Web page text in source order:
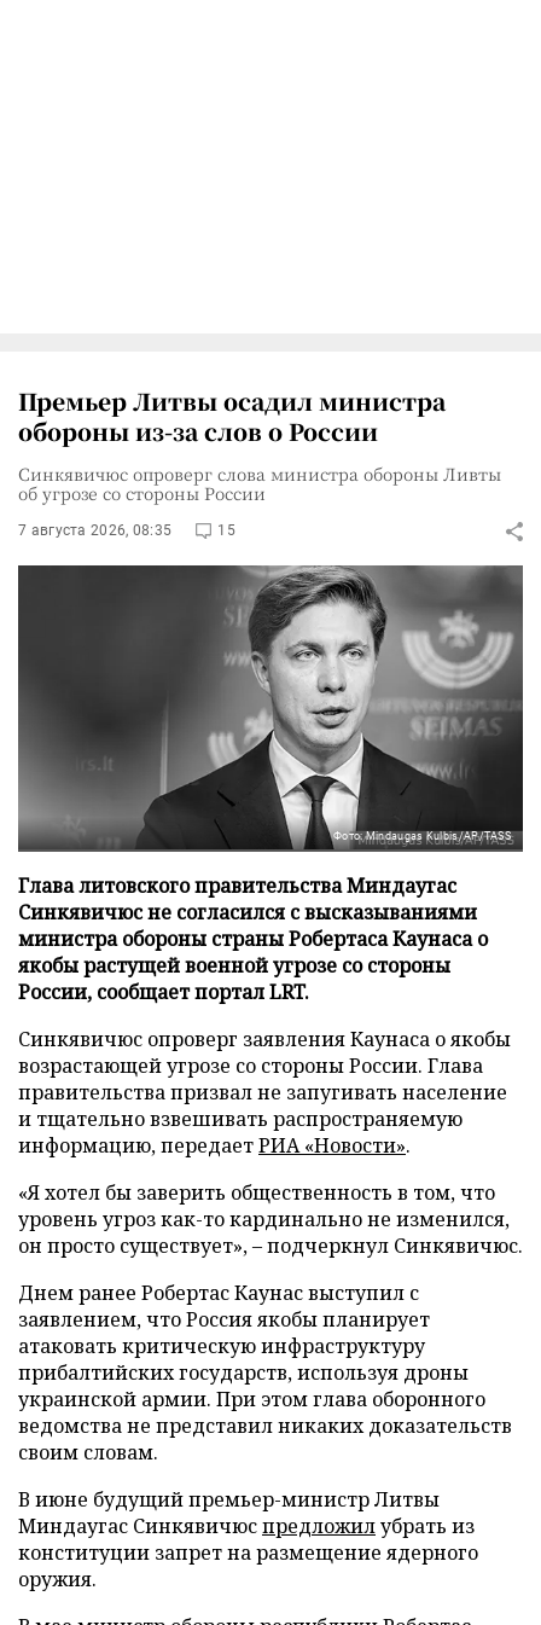
Премьер Литвы осадил министра
обороны из-за слов о России
Синкявичюс опроверг слова министра обороны Ливты
об угрозе со стороны России
7 августа 2026, 08:35 15
Фото: Mindaugas Kulbis/AP/TASS
Глава литовского правительства Миндаугас
Синкявичюс не согласился с высказываниями
министра обороны страны Робертаса Каунаса о
якобы растущей военной угрозе со стороны
России, сообщает портал LRT.
Синкявичюс опроверг заявления Каунаса о якобы
возрастающей угрозе со стороны России. Глава
правительства призвал не запугивать население
и тщательно взвешивать распространяемую
информацию, передаетРИА «Новости».
«Я хотел бы заверить общественность в том, что
уровень угроз как-то кардинально не изменился,
он просто существует», – подчеркнул Синкявичюс.
Днем ранее Робертас Каунас выступил с
заявлением, что Россия якобы планирует
атаковать критическую инфраструктуру
прибалтийских государств, используя дроны
украинской армии. При этом глава оборонного
ведомства не представил никаких доказательств
своим словам.
В июне будущий премьер-министр Литвы
Миндаугас Синкявичюспредложилубрать из
конституции запрет на размещение ядерного
оружия.